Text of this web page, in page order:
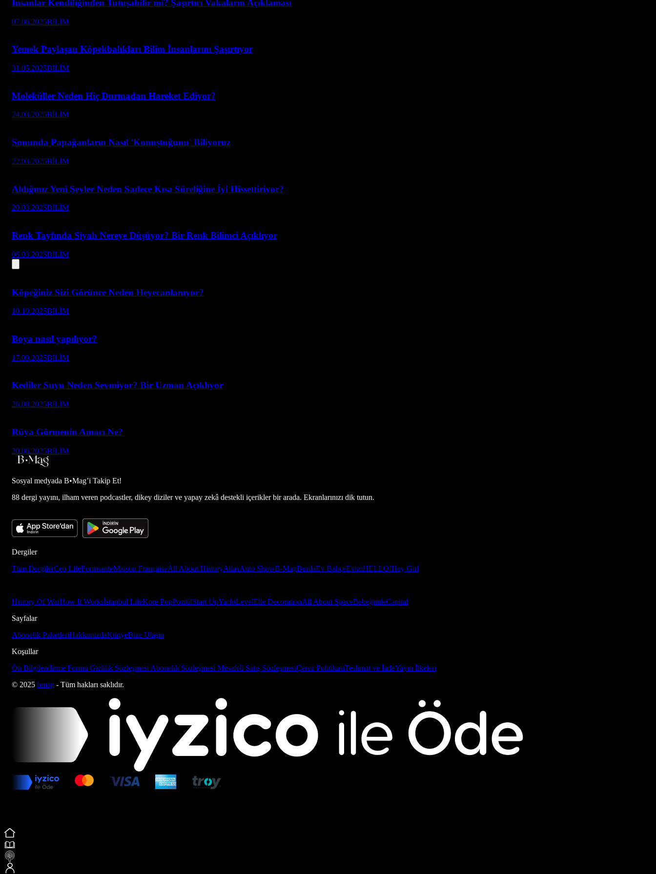
İnsanlar Kendiliğinden Tutuşabilir mi? Şaşırtıcı Vakaların Açıklaması
07.06.2025BİLİM
Yemek Paylaşan Köpekbalıkları Bilim İnsanlarını Şaşırtıyor
31.05.2025BİLİM
Moleküller Neden Hiç Durmadan Hareket Ediyor?
24.03.2025BİLİM
Sonunda Papağanların Nasıl 'Konuştuğunu' Biliyoruz
22.03.2025BİLİM
Aldığınız Yeni Şeyler Neden Sadece Kısa Süreliğine İyi Hissettiriyor?
20.03.2025BİLİM
Renk Tayfında Siyah Nereye Düşüyor? Bir Renk Bilimci Açıklıyor
06.03.2025BİLİM
Köpeğiniz Sizi Görünce Neden Heyecanlanıyor?
10.10.2025BİLİM
Boya nasıl yapılıyor?
17.09.2025BİLİM
Kediler Suyu Neden Sevmiyor? Bir Uzman Açıklıyor
26.08.2025BİLİM
Rüya Görmenin Amacı Ne?
20.06.2025BİLİM
Sosyal medyada B•Mag’i Takip Et!
88 dergi yayını, ilham veren podcastler, dikey diziler ve yapay zekâ destekli içerikler bir arada. Ekranlarınızı dik tutun.
Dergiler
Tüm DergilerCeo LifeFormsanteMaison FrançaiseAll About HistoryAtlasAuto ShowB-MagBurdaEv BahçeEvimHELLO!Hey Girl
History Of WarHow It Worksİstanbul LifeKore PopPozitifStart UpYachtLevelElle DecorationAll About SpaceBebeğimleCapital
Sayfalar
Abonelik PaketleriHakkımızdaKünyeBize Ulaşın
Koşullar
Ön Bilgilendirme Formu Gizlilik Sözleşmesi Abonelik Sözleşmesi Mesafeli Satış SözleşmesiÇerez PolitikasıTeslimat ve İadeYayın İlkeleri
© 2025 bmag - Tüm hakları saklıdır.